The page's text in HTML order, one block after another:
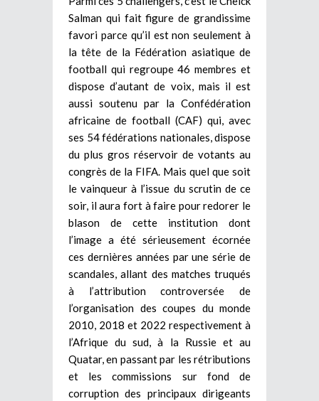
Salman qui fait figure de grandissime
favori parce qu’il est non seulement à
la tête de la Fédération asiatique de
football qui regroupe 46 membres et
dispose d’autant de voix, mais il est
aussi soutenu par la Confédération
africaine de football (CAF) qui, avec
ses 54 fédérations nationales, dispose
du plus gros réservoir de votants au
congrès de la FIFA. Mais quel que soit
le vainqueur à l’issue du scrutin de ce
soir, il aura fort à faire pour redorer le
blason de cette institution dont
l’image a été sérieusement écornée
ces dernières années par une série de
scandales, allant des matches truqués
à l’attribution controversée de
l’organisation des coupes du monde
2010, 2018 et 2022 respectivement à
l’Afrique du sud, à la Russie et au
Quatar, en passant par les rétributions
et les commissions sur fond de
corruption des principaux dirigeants